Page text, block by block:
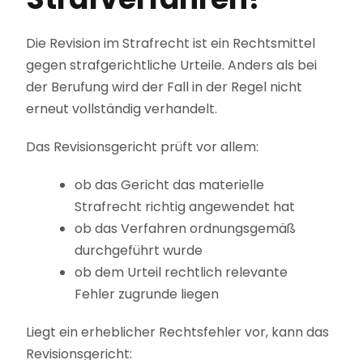
Die Revision im Strafrecht ist ein Rechtsmittel
gegen strafgerichtliche Urteile. Anders als bei
der Berufung wird der Fall in der Regel nicht
erneut vollständig verhandelt.
Das Revisionsgericht prüft vor allem:
ob das Gericht das materielle
Strafrecht richtig angewendet hat
ob das Verfahren ordnungsgemäß
durchgeführt wurde
ob dem Urteil rechtlich relevante
Fehler zugrunde liegen
Liegt ein erheblicher Rechtsfehler vor, kann das
Revisionsgericht: